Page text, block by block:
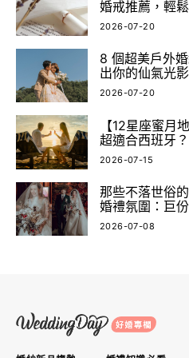
婚戒推薦，輕
2026-07-20
8 個超美戶外
出你的仙氣光影
2026-07-20
【12星座蜜月
超適合西班牙？
2026-07-15
那些不落世俗
婚禮氛圍：巨
2026-07-08